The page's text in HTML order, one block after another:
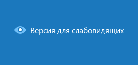
Версия для слабовидящих